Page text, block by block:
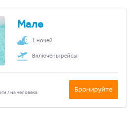
Мале
1 ночей
Включены рейсы
/ на человека Бронируйте